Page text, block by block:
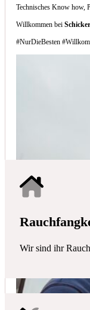
Technisches Know how,
Willkommen bei
#NurDieBesten
Nettes
Wir sind ihr